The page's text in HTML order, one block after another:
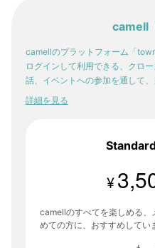
camell
camellのプラットフォーム「
ログインして利用できる、クロ
話、イベントへの参加を通して
少しずつ、自分の感性や「好き
詳細を見る
¥
camellのすべてを楽しめる、
めての方に、おすすめしてい